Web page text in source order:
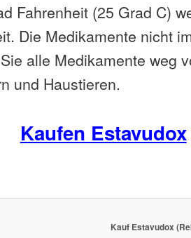
Fahrenheit (25 Grad C)
Die Medikamente nicht
alle Medikamente weg
und Haustieren.
Kaufen Estavudox
Kauf Estavudox